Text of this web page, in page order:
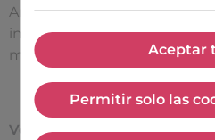
Aceptar
Permitir solo las
Améliorer l’efficacité des
interactions entre une
marque et ses clients
Votre besoinCas d'usage